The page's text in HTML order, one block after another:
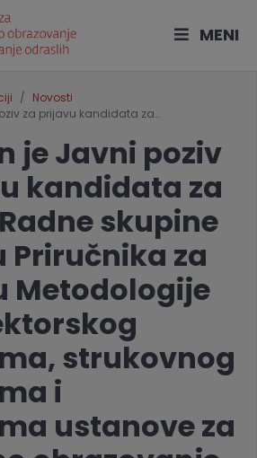
MENI
Novosti
za prijavu kandidata za…
je Javni poziv
kandidata za
skupine
Priručnika za
Metodologije
strukovnog
i
ustanove za